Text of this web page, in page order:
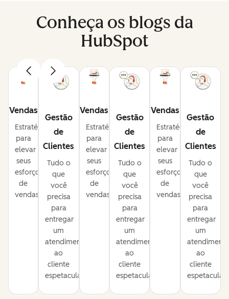
Conheça os blogs da
HubSpot
Vendas
Estratégias
para
elevar
seus
esforços
de
vendas.
Gestão
de
Clientes
Tudo o
que
você
precisa
para
entregar
um
atendimento
ao
cliente
espetacular.
Vendas
Estratégias
para
elevar
seus
esforços
de
vendas.
Gestão
de
Clientes
Tudo o
que
você
precisa
para
entregar
um
atendimento
ao
cliente
espetacular.
Vendas
Estratégias
para
elevar
seus
esforços
de
vendas.
Gestão
de
Clientes
Tudo o
que
você
precisa
para
entregar
um
ao
cliente
espetacular.